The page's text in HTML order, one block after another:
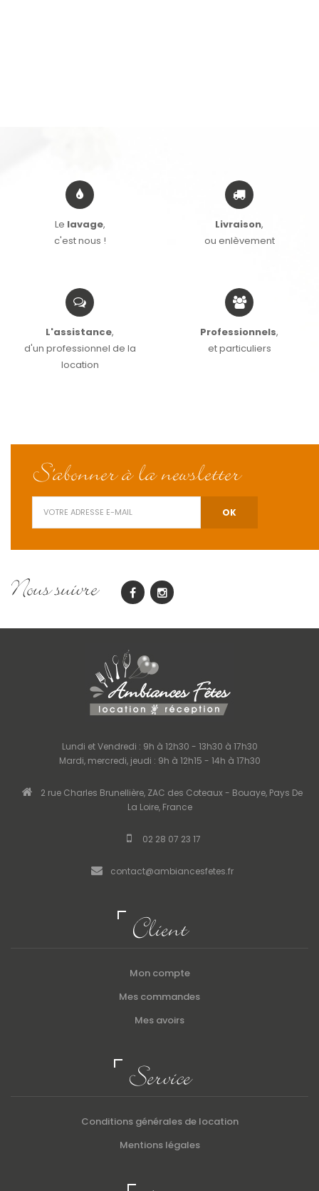
Le lavage,
c'est nous !
Livraison,
ou enlèvement
L'assistance,
d'un professionnel de la
location
Professionnels,
et particuliers
S'abonner à la newsletter
Nous suivre
Lundi et Vendredi : 9h à 12h30 - 13h30 à 17h30
Mardi, mercredi, jeudi : 9h à 12h15 - 14h à 17h30
2 rue Charles Brunellière, ZAC des Coteaux - Bouaye, Pays De
La Loire, France
02 28 07 23 17
contact@ambiancesfetes.fr
Client
Mon compte
Mes commandes
Mes avoirs
Service
Conditions générales de location
Mentions légales